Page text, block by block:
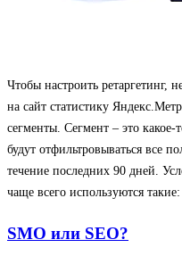
Чтобы настроить ретаргетинг,
на сайт статистику
сегменты. Сегмент – это
будут отфильтровываться все
течение последних 90 дней.
чаще всего используются
SMO или SEO?